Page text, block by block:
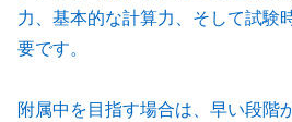
力、基本的な計算力、そして試験
要です。
附属中を目指す場合は、早い段階